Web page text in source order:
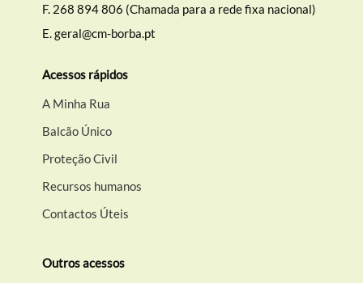
F. 268 894 806 (Chamada para a rede fixa nacional)
E.geral@cm-borba.pt
Acessos rápidos
A Minha Rua
Balcão Único
Proteção Civil
Recursos humanos
Contactos Úteis
Outros acessos